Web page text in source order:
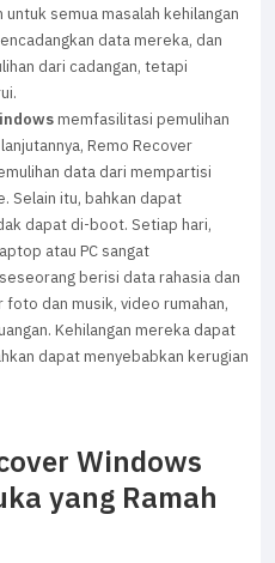
semua masalah kehilangan
data mereka, dan
dari cadangan, tetapi
memfasilitasi pemulihan
Remo Recover
data dari mempartisi
Selain itu, bahkan dapat
dapat di-boot. Setiap hari,
atau PC sangat
berisi data rahasia dan
dan musik, video rumahan,
Kehilangan mereka dapat
dapat menyebabkan kerugian
Windows
yang Ramah